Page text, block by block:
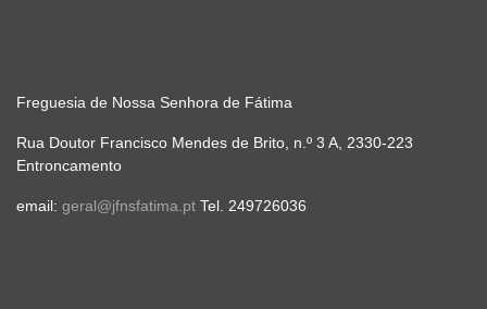
Freguesia de Nossa Senhora de Fátima
Rua Doutor Francisco Mendes de Brito, n.º 3 A, 2330-223
Entroncamento
email: geral@jfnsfatima.pt Tel. 249726036